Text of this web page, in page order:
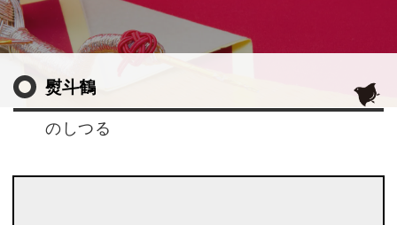
熨斗鶴
のしつる